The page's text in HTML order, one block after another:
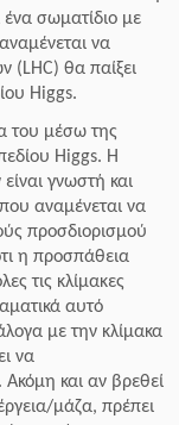
ένα σωματίδιο με
να
(LHC) θα παίξει
Higgs.
του μέσω της
Higgs. H
γνωστή και
αναμένεται να
προσδιορισμού
η προσπάθεια
τις κλίμακες
αυτό
με την κλίμακα
να
Ακόμη και αν βρεθεί
μάζα, πρέπει